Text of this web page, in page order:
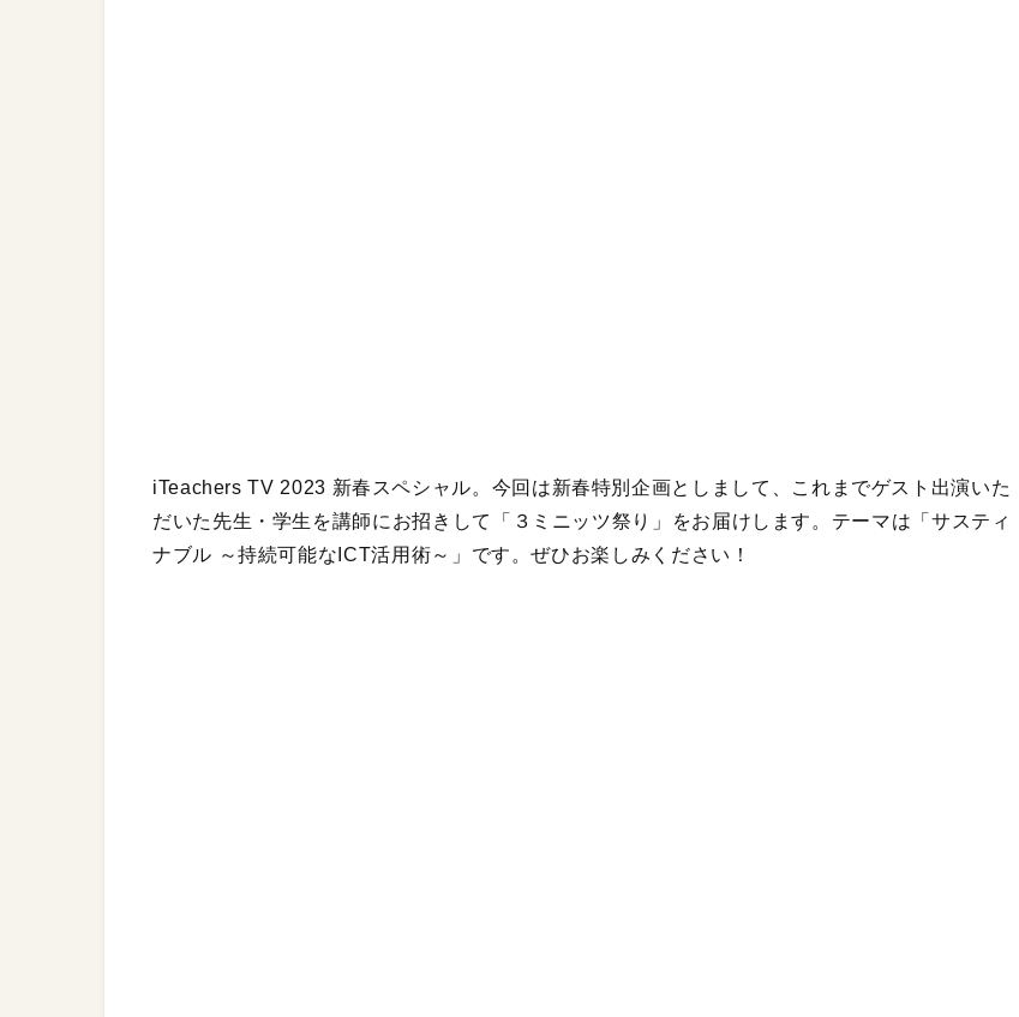
iTeachers TV 2023 新春スペシャル。今回は新春特別企画としまして、これまでゲスト出演いた
だいた先生・学生を講師にお招きして「３ミニッツ祭り」をお届けします。テーマは「サスティ
ナブル ～持続可能なICT活用術～」です。ぜひお楽しみください！